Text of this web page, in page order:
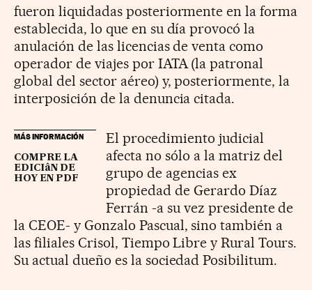
fueron liquidadas posteriormente en la forma
establecida, lo que en su día provocó la
anulación de las licencias de venta como
operador de viajes por IATA (la patronal
global del sector aéreo) y, posteriormente, la
interposición de la denuncia citada.
MÁS INFORMACIÓN
COMPRE LA
EDICIâN DE
HOY EN PDF
El procedimiento judicial
afecta no sólo a la matriz del
grupo de agencias ex
propiedad de Gerardo Díaz
Ferrán -a su vez presidente de
la CEOE- y Gonzalo Pascual, sino también a
las filiales Crisol, Tiempo Libre y Rural Tours.
Su actual dueño es la sociedad Posibilitum.